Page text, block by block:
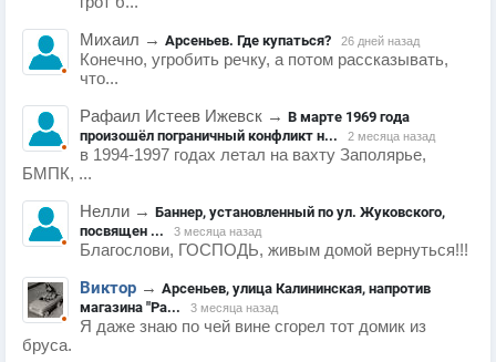
Михаил → Арсеньев. Где купаться? 26 дней назад
Конечно, угробить речку, а потом рассказывать,
что...
Рафаил Истеев Ижевск → В марте 1969 года
произошёл пограничный конфликт н...
2 месяца назад
в 1994-1997 годах летал на вахту Заполярье,
БМПК, ...
Нелли → Баннер, установленный по ул. Жуковского,
посвящен ...
3 месяца назад
Благослови, ГОСПОДЬ, живым домой вернуться!!!
Виктор → Арсеньев, улица Калининская, напротив
магазина "Ра...
3 месяца назад
Я даже знаю по чей вине сгорел тот домик из
бруса.